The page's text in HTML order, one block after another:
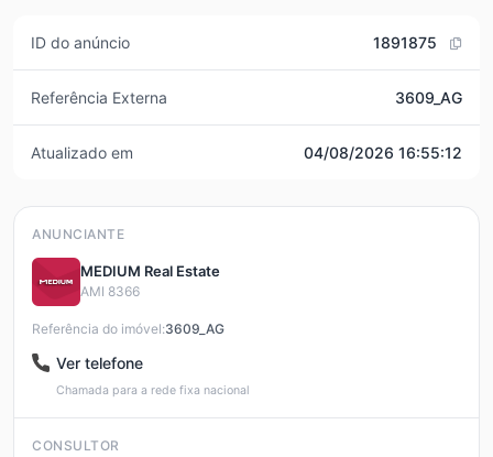
ID do anúncio 1891875
Referência Externa 3609_AG
Atualizado em 04/08/2026 16:55:12
ANUNCIANTE
MEDIUM Real Estate
AMI 8366
Referência do imóvel:3609_AG
Ver telefone
Chamada para a rede fixa nacional
CONSULTOR